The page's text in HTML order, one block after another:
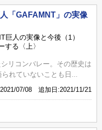
「GAFAMNT」の実像
巨人の実像と今後（1）
する〈上〉
リコンバレー。その歴史は
れていないことも日...
07/08 追加日:2021/11/21